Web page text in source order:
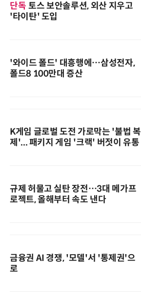
단독 토스 보안솔루션, 외산 지우고
'타이탄' 도입
'와이드 폴드' 대흥행에…삼성전자,
폴드8 100만대 증산
K게임 글로벌 도전 가로막는 '불법 복
제'... 패키지 게임 '크랙' 버젓이 유통
규제 허물고 실탄 장전…3대 메가프
로젝트, 올해부터 속도 낸다
금융권 AI 경쟁, '모델'서 '통제권'으
로